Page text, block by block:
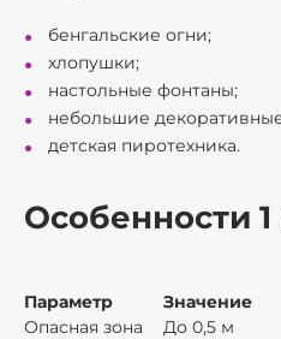
бенгальские огни;
хлопушки;
настольные фонтаны;
небольшие
детская пиротехника.
Особенности 1
Параметр
Значение
Опасная зона
До 0,5 м